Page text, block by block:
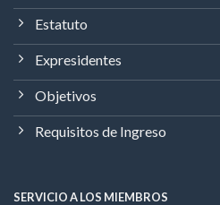
Estatuto
Expresidentes
Objetivos
Requisitos de Ingreso
SERVICIO A LOS MIEMBROS